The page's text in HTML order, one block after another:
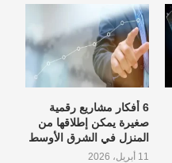
6 أفكار مشاريع رقمية
صغيرة يمكن إطلاقها من
المنزل في الشرق الأوسط
11 أبريل، 2026